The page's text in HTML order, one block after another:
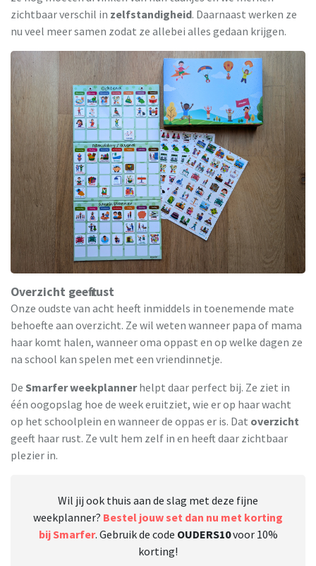
zichtbaar verschil in zelfstandigheid. Daarnaast werken ze
nu veel meer samen zodat ze allebei alles gedaan krijgen.
Overzicht geeft rust
Onze oudste van acht heeft inmiddels in toenemende mate
behoefte aan overzicht. Ze wil weten wanneer papa of mama
haar komt halen, wanneer oma oppast en op welke dagen ze
na school kan spelen met een vriendinnetje.
De Smarfer weekplannerhelpt daar perfect bij. Ze ziet in
één oogopslag hoe de week eruitziet, wie er op haar wacht
op het schoolplein en wanneer de oppas er is. Dat overzicht
geeft haar rust. Ze vult hem zelf in en heeft daar zichtbaar
plezier in.
Wil jij ook thuis aan de slag met deze fijne
weekplanner? Bestel jouw set dan nu met korting
bij Smarfer. Gebruik de code OUDERS10voor 10%
korting!